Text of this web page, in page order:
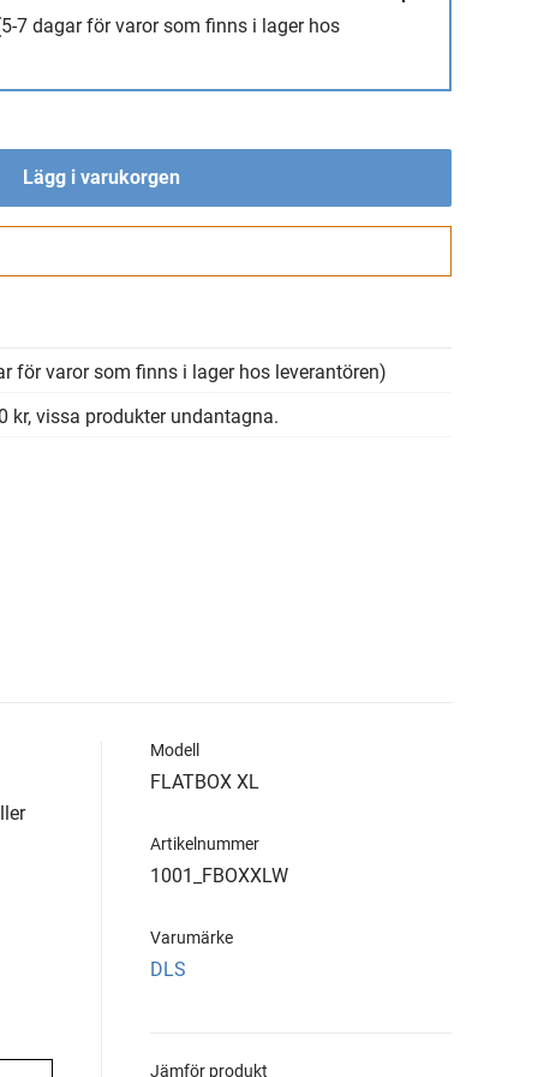
7 dagar för varor som finns i lager hos
Lägg i varukorgen
för varor som finns i lager hos leverantören)
kr, vissa produkter undantagna.
Modell
FLATBOX XL
Artikelnummer
1001_FBOXXLW
Varumärke
DLS
Jämför produkt